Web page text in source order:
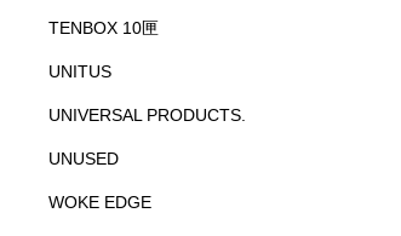
TENBOX 10匣
UNITUS
UNIVERSAL PRODUCTS.
UNUSED
WOKE EDGE